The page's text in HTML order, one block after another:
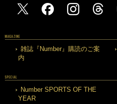
MAGAZINE
雑誌『Number』購読のご案
内
SPECIAL
Number SPORTS OF THE
YEAR